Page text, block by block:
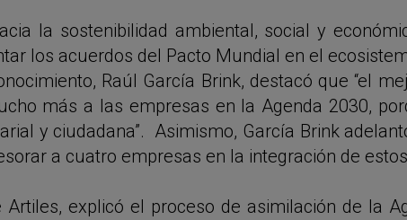
la sostenibilidad ambiental, social y
los acuerdos del Pacto Mundial en el
Raúl García Brink, destacó que “el
más a las empresas en la Agenda 2030,
y ciudadana”. Asimismo, García Brink
a cuatro empresas en la integración de
explicó el proceso de asimilación de la